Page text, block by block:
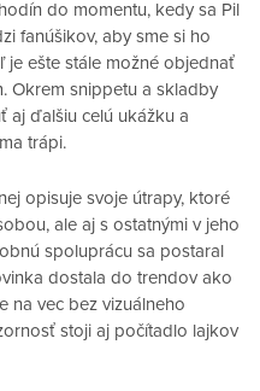
do momentu, kedy sa Pil
fanúšikov, aby sme si ho
je ešte stále možné objednať
Okrem snippetu a skladby
aj ďalšiu celú ukážku a
trápi.
opisuje svoje útrapy, ktoré
ale aj s ostatnými v jeho
spoluprácu sa postaral
dostala do trendov ako
na vec bez vizuálneho
stoji aj počítadlo lajkov